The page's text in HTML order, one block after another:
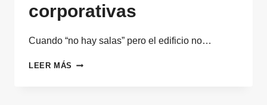
corporativas
Cuando “no hay salas” pero el edificio no…
LEER MÁS SALAS